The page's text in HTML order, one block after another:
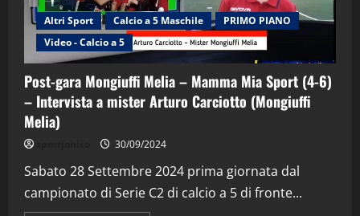
Altri Sport Calcio a 5 Maschile
PRIMO PIANO
Video - Calcio a 5
Post-gara Mongiuffi Melia – Mamma Mia Sport (4-6)
– Intervista a mister Arturo Carciotto (Mongiuffi
Melia)
30/09/2024
Sabato 28 Settembre 2024 prima giornata dal
campionato di Serie C2 di calcio a 5 di fronte...
2
“SportEmpire” in Podcast: 29^ Puntata
(Martedi 28 Aprile 2026)
28/04/2026